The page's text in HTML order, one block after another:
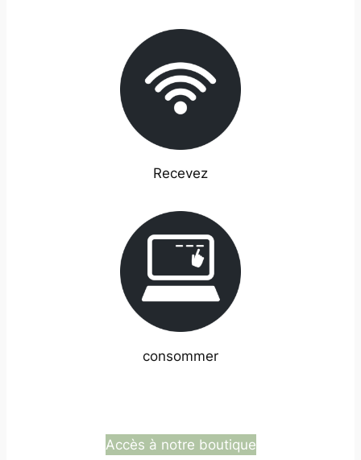
Recevez
consommer
Accès à notre boutique